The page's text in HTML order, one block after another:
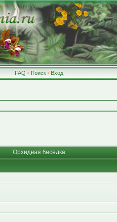
FAQ • Поиск • Вход
Орхидная беседка